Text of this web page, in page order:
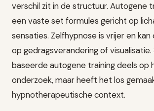
verschil zit in de structuur. Autogene
een vaste set formules gericht op
sensaties. Zelfhypnose is vrijer en kan
op gedragsverandering of visualisatie.
baseerde autogene training deels op
onderzoek, maar heeft het los
hypnotherapeutische context.